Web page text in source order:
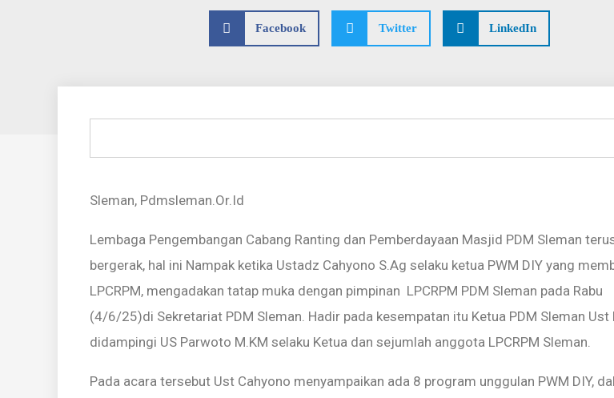
Facebook Twitter LinkedIn
Sleman, Pdmsleman.Or.Id
Lembaga Pengembangan Cabang Ranting dan Pemberdayaan Masjid PDM Sleman
bergerak, hal ini Nampak ketika Ustadz Cahyono S.Ag selaku ketua PWM DIY yang
LPCRPM, mengadakan tatap muka dengan pimpinan LPCRPM PDM Sleman pada Rabu
(4/6/25)di Sekretariat PDM Sleman. Hadir pada kesempatan itu Ketua PDM Sleman Ust
didampingi US Parwoto M.KM selaku Ketua dan sejumlah anggota LPCRPM Sleman.
Pada acara tersebut Ust Cahyono menyampaikan ada 8 program unggulan PWM DIY,